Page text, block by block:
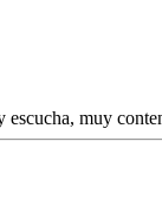
muy